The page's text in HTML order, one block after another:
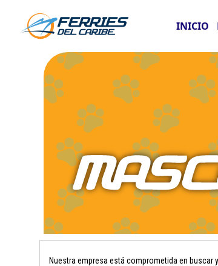
INICIO
Nuestra empresa está comprometida en